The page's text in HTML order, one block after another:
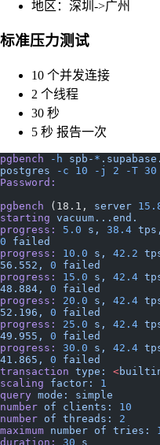
地区：深圳->广州
标准压力测试
10 个并发连接
2 个线程
30 秒
5 秒 报告一次
pgbench -h spb- *
postgres -c 10 -j 2 -T 30
Password:
pgbench (18.1, server
starting vacuum...end.
progress:
5.0 s, 38.4 tps,
0 failed
progress:
10.0 s, 42.2
56.552,
0 failed
progress:
15.0 s, 42.4
48.884,
0 failed
progress:
20.0 s, 42.4
52.196,
0 failed
progress:
25.0 s, 42.4
49.955,
0 failed
progress:
30.0 s, 42.4
41.865,
0 failed
transaction type: <
scaling factor:
1
query mode:
simple
number of clients:
10
number of threads:
2
maximum number of tries:
duration:
30 s